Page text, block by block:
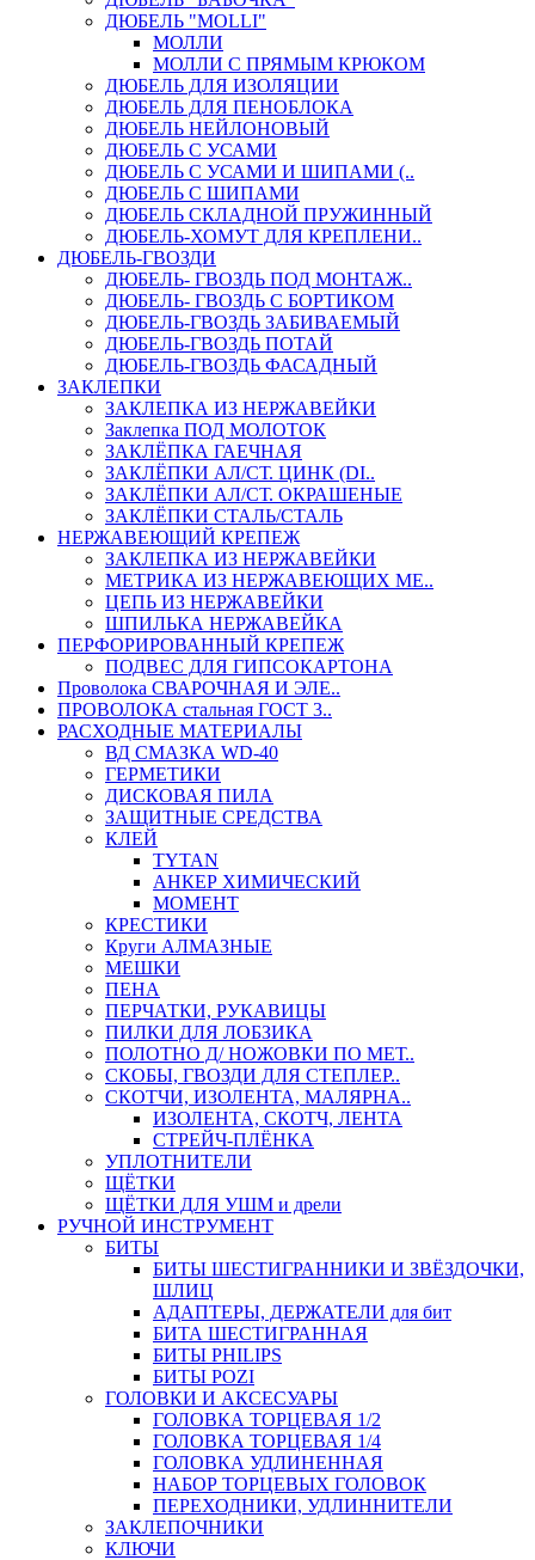
ДЮБЕЛЬ "МOLLI"
МОЛЛИ
МОЛЛИ С ПРЯМЫМ КРЮКОМ
ДЮБЕЛЬ ДЛЯ ИЗОЛЯЦИИ
ДЮБЕЛЬ ДЛЯ ПЕНОБЛОКА
ДЮБЕЛЬ НЕЙЛОНОВЫЙ
ДЮБЕЛЬ С УСАМИ
ДЮБЕЛЬ С УСАМИ И ШИПАМИ (..
ДЮБЕЛЬ С ШИПАМИ
ДЮБЕЛЬ СКЛАДНОЙ ПРУЖИННЫЙ
ДЮБЕЛЬ-ХОМУТ ДЛЯ КРЕПЛЕНИ..
ДЮБЕЛЬ-ГВОЗДИ
ДЮБЕЛЬ- ГВОЗДЬ ПОД МОНТАЖ..
ДЮБЕЛЬ- ГВОЗДЬ С БОРТИКОМ
ДЮБЕЛЬ-ГВОЗДЬ ЗАБИВАЕМЫЙ
ДЮБЕЛЬ-ГВОЗДЬ ПОТАЙ
ДЮБЕЛЬ-ГВОЗДЬ ФАСАДНЫЙ
ЗАКЛЕПКИ
ЗАКЛЕПКА ИЗ НЕРЖАВЕЙКИ
Заклепка ПОД МОЛОТОК
ЗАКЛЁПКА ГАЕЧНАЯ
ЗАКЛЁПКИ АЛ/СТ. ЦИНК (DI..
ЗАКЛЁПКИ АЛ/СТ. ОКРАШЕНЫЕ
ЗАКЛЁПКИ СТАЛЬ/СТАЛЬ
НЕРЖАВЕЮЩИЙ КРЕПЕЖ
ЗАКЛЕПКА ИЗ НЕРЖАВЕЙКИ
МЕТРИКА ИЗ НЕРЖАВЕЮЩИХ МЕ..
ЦЕПЬ ИЗ НЕРЖАВЕЙКИ
ШПИЛЬКА НЕРЖАВЕЙКА
ПЕРФОРИРОВАННЫЙ КРЕПЕЖ
ПОДВЕС ДЛЯ ГИПСОКАРТОНА
Проволока СВАРОЧНАЯ И ЭЛЕ..
ПРОВОЛОКА стальная ГОСТ 3..
РАСХОДНЫЕ МАТЕРИАЛЫ
ВД СМАЗКА WD-40
ГЕРМЕТИКИ
ДИСКОВАЯ ПИЛА
ЗАЩИТНЫЕ СРЕДСТВА
КЛЕЙ
TYTAN
АНКЕР ХИМИЧЕСКИЙ
МОМЕНТ
КРЕСТИКИ
Круги АЛМАЗНЫЕ
МЕШКИ
ПЕНА
ПЕРЧАТКИ, РУКАВИЦЫ
ПИЛКИ ДЛЯ ЛОБЗИКА
ПОЛОТНО Д/ НОЖОВКИ ПО МЕТ..
СКОБЫ, ГВОЗДИ ДЛЯ СТЕПЛЕР..
СКОТЧИ, ИЗОЛЕНТА, МАЛЯРНА..
ИЗОЛЕНТА, СКОТЧ, ЛЕНТА
СТРЕЙЧ-ПЛЁНКА
УПЛОТНИТЕЛИ
ЩЁТКИ
ЩЁТКИ ДЛЯ УШМ и дрели
РУЧНОЙ ИНСТРУМЕНТ
БИТЫ
БИТЫ ШЕСТИГРАННИКИ И ЗВЁЗДОЧКИ,
ШЛИЦ
АДАПТЕРЫ, ДЕРЖАТЕЛИ для бит
БИТА ШЕСТИГРАННАЯ
БИТЫ PHILIPS
БИТЫ POZI
ГОЛОВКИ И АКСЕСУАРЫ
ГОЛОВКА ТОРЦЕВАЯ 1/2
ГОЛОВКА ТОРЦЕВАЯ 1/4
ГОЛОВКА УДЛИНЕННАЯ
НАБОР ТОРЦЕВЫХ ГОЛОВОК
ПЕРЕХОДНИКИ, УДЛИННИТЕЛИ
ЗАКЛЕПОЧНИКИ
КЛЮЧИ